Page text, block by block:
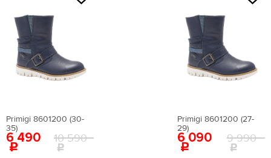
Primigi 8601200 (30-
35)
6 490 10 590
Primigi 8601200 (27-
29)
6 090 9 990